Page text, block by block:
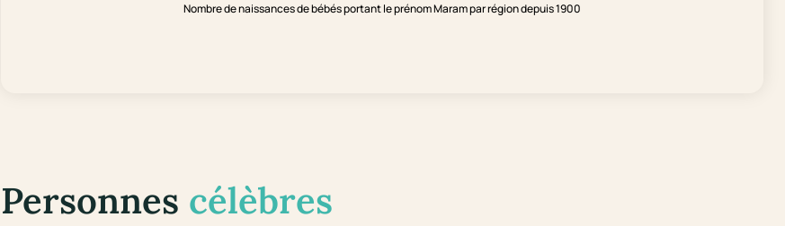
Nombre de naissances de bébés portant le prénom Maram par région depuis 1900
Personnes célèbres